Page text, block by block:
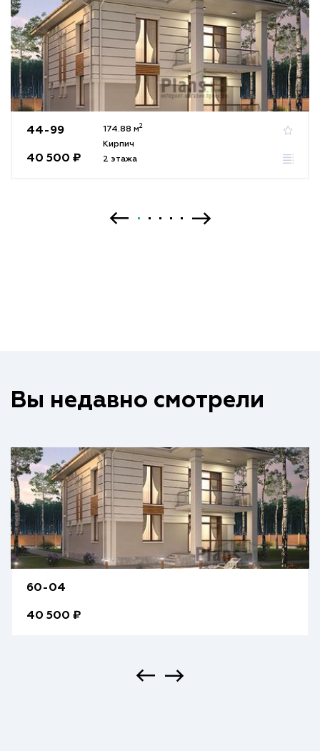
44-99
40 500 ₽
174.88 м2
Кирпич
2 этажа
Вы недавно смотрели
60-04
40 500 ₽